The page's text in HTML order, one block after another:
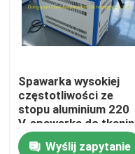
Kontrola jakości
Skontaktuj się z
Poprosić o wycenę
Zgrzewarka do
Spawarka wysokiej
częstotliwości ze
stopu aluminium 220
V, spawarka do tkanin
PVC 2KW
Wyślij zapytanie